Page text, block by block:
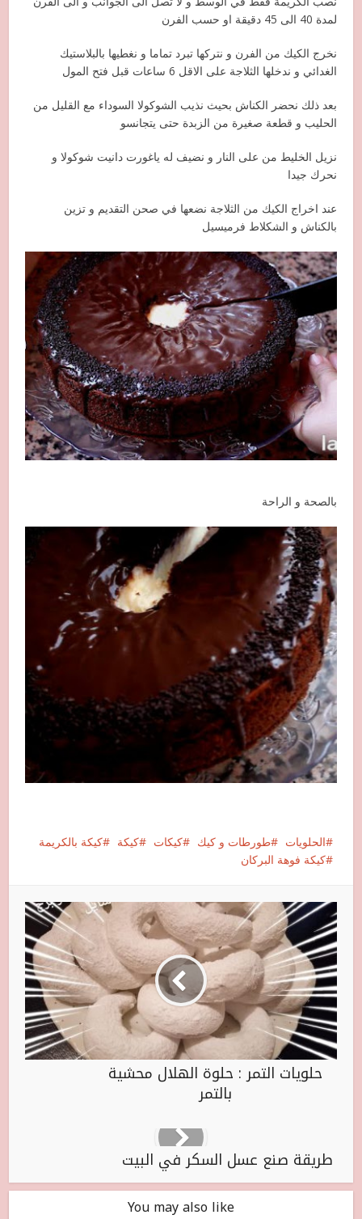
لمدة 40 الى 45 دقيقة او حسب الفرن
نخرج الكيك من الفرن و نتركها تبرد تماما و نغطيها بالبلاستيك
الغدائي و ندخلها الثلاجة على الاقل 6 ساعات قبل فتح المول
بعد ذلك نحضر الكناش بحيث نذيب الشوكولا السوداء مع القليل من
الحليب و قطعة صغيرة من الزبدة حتى يتجانسو
نزيل الخليط من على النار و نضيف له ياغورت دانيت شوكولا و
نحرك جيدا
عند اخراج الكيك من الثلاجة نضعها في صحن التقديم و تزين
بالكناش و الشكلاط فرميسيل
بالصحة و الراحة
الحلويات طورطات و كيك كيكات كيكة
كيكة بالكريمة
كيكة فوهة البركان
حلويات التمر : حلوة الهلال محشية
بالتمر
طريقة صنع عسل السكر في البيت
You may also like